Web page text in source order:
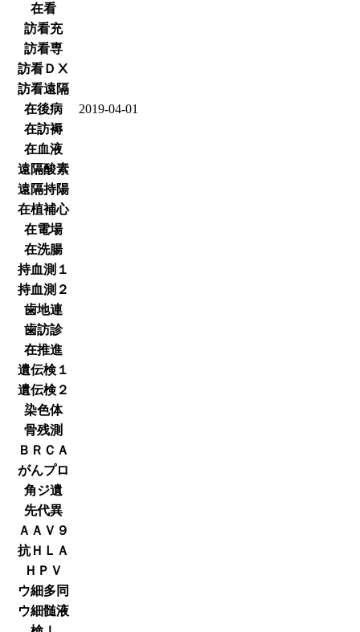
在看
訪看充
訪看専
訪看ＤⅩ
訪看遠隔
在後病
2019-04-01
在訪褥
在血液
遠隔酸素
遠隔持陽
在植補心
在電場
在洗腸
持血測１
持血測２
歯地連
歯訪診
在推進
遺伝検１
遺伝検２
染色体
骨残測
ＢＲＣＡ
がんプロ
角ジ遺
先代異
ＡＡＶ９
抗ＨＬＡ
ＨＰＶ
ウ細多同
ウ細髄液